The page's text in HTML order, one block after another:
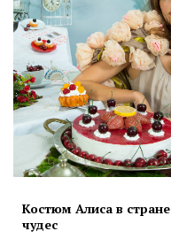
Костюм Алиса в стране
чудес